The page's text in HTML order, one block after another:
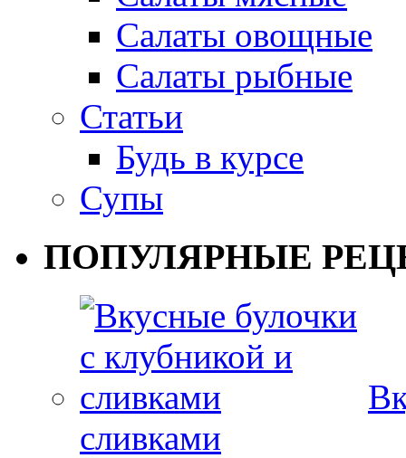
Салаты овощные
Салаты рыбные
Статьи
Будь в курсе
Супы
ПОПУЛЯРНЫЕ
сливками